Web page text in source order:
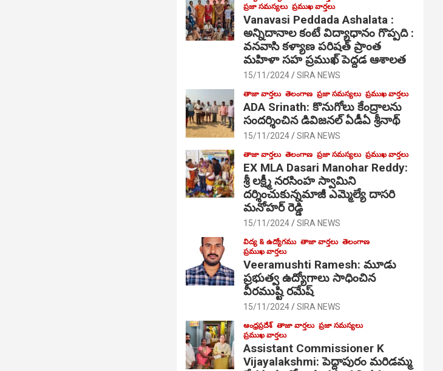
ప్రజా సమస్యలు ప్రముఖ వార్తలు
Vanavasi Peddada Ashalata :
అన్నిదానాల కంటే విద్యాధానం గొప్పది :
వనవాసి కళ్యాణ పరిషత్ ప్రాంత
మహిళా సహ ప్రముఖ్ పెద్దడ ఆశాలత
15/11/2024 SIRA NEWS
తాజా వార్తలు తెలంగాణ ప్రజా సమస్యలు ప్రముఖ వార్తలు
ADA Srinath: కొనుగోలు కేంద్రాల‌ను
సంద‌ర్శించిన డివిజనల్ ఏడీఏ శ్రీనాథ్
15/11/2024 SIRA NEWS
తాజా వార్తలు తెలంగాణ ప్రజా సమస్యలు ప్రముఖ వార్తలు
EX MLA Dasari Manohar Reddy:
శ్రీ లక్ష్మీ నరసింహ స్వామిని
దర్శించుకున్నమాజీ ఎమ్మెల్యే దాసరి
మనోహర్ రెడ్డి
15/11/2024 SIRA NEWS
విద్య & ఉద్యోగము తాజా వార్తలు తెలంగాణ
ప్రముఖ వార్తలు
Veeramushti Ramesh: మూడు
ప్రభుత్వ ఉద్యోగాలు సాధించిన
వీరముష్టి రమేష్
15/11/2024 SIRA NEWS
ఆంధ్రప్రదేశ్ తాజా వార్తలు ప్రజా సమస్యలు
ప్రముఖ వార్తలు
Assistant Commissioner K
Vijayalakshmi: పెద్దాపురం మరిడమ్మ